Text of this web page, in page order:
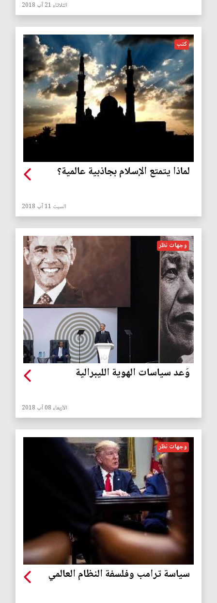
الثلاثاء 21 آب 2018
كتب
لماذا يتمتع الإسلام بجاذبية عالمية؟
السبت 11 آب 2018
وجهات نظر
وَعد سياسات الهوية الليبرالية
الأربعاء 08 آب 2018
وجهات نظر
سياسة ترامب وفلسفة النظام العالمي